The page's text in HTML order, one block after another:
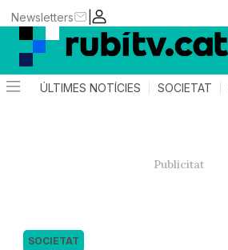
|
Newsletters
ÚLTIMES NOTÍCIES SOCIETAT
SOCIETAT